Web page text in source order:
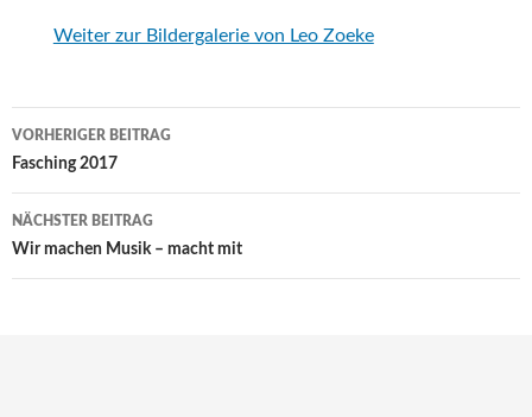
Weiter zur Bildergalerie von Leo Zoeke
Beitragsnavigation
VORHERIGER BEITRAG
Fasching 2017
NÄCHSTER BEITRAG
Wir machen Musik – macht mit